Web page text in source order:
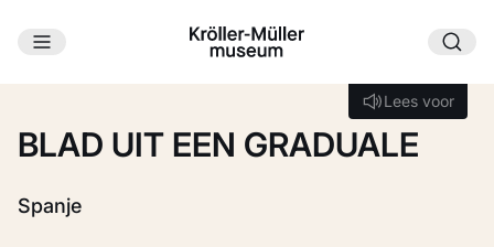
Ga naar hoofdinhoud
Lees voor
Lees voor
BLAD UIT EEN GRADUALE
Spanje